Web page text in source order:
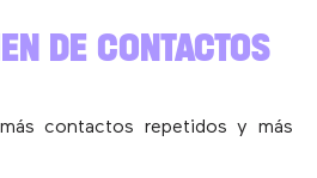
DE CONTACTOS
contactos repetidos y más